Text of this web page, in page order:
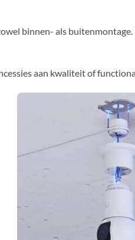
binnen- als
aan kwaliteit of